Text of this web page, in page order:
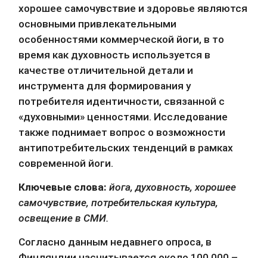
хорошее самочувствие и здоровье являются
основными привлекательными
особенностями коммерческой йоги, в то
время как духовность используется в
качестве отличительной детали и
инструмента для формирования у
потребителя идентичности, связанной с
«духовными» ценностями. Исследование
также поднимает вопрос о возможности
антипотребительских тенденций в рамках
современной йоги.
Ключевые слова: йога, духовность, хорошее
самочувствие, потребительская культура,
освещение в СМИ.
Согласно данным недавнего опроса, в